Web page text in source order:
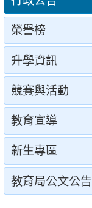
榮譽榜
升學資訊
競賽與活動
教育宣導
新生專區
教育局公文公告